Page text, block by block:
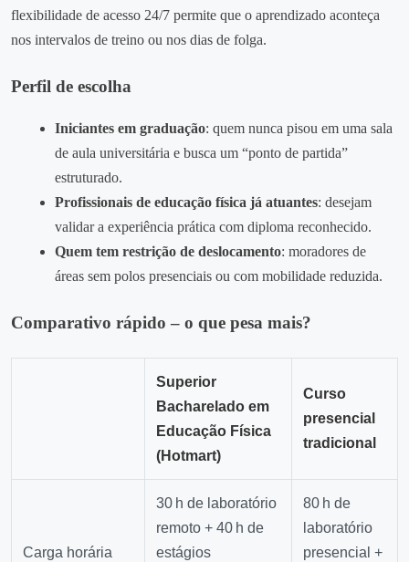
flexibilidade de acesso 24/7 permite que o aprendizado aconteça
nos intervalos de treino ou nos dias de folga.
Perfil de escolha
Iniciantes em graduação: quem nunca pisou em uma sala
de aula universitária e busca um “ponto de partida”
estruturado.
Profissionais de educação física já atuantes: desejam
validar a experiência prática com diploma reconhecido.
Quem tem restrição de deslocamento: moradores de
áreas sem polos presenciais ou com mobilidade reduzida.
Comparativo rápido – o que pesa mais?
Superior
Bacharelado em
Educação Física
(Hotmart)
Curso
presencial
tradicional
Carga horária
30 h de laboratório
remoto + 40 h de
estágios
80 h de
laboratório
presencial +